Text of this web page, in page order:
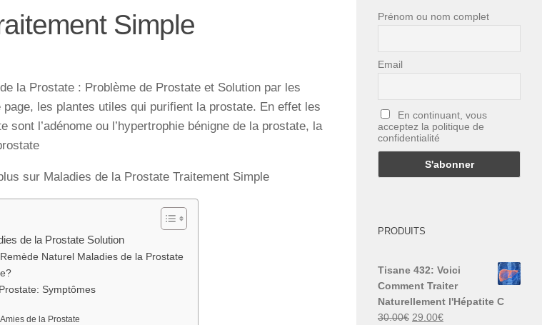
Simple
la Prostate : Problème de Prostate et Solution par les
les plantes utiles qui purifient la prostate. En effet les
sont l’adénome ou l’hypertrophie bénigne de la prostate, la
sur Maladies de la Prostate Traitement Simple
de la Prostate Solution
Naturel Maladies de la Prostate
Symptômes
de la Prostate
Prénom ou nom complet
Email
En continuant, vous
acceptez la politique de
confidentialité
PRODUITS
Tisane 432: Voici
Comment Traiter
Naturellement l'Hépatite C
30.00€ Le
29.00€Le